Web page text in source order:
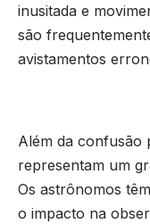
inusitada e
são
avistamentos
Além da confusão
representam um
Os astrônomos
o impacto na